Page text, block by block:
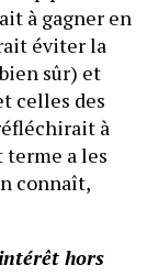
à gagner en
éviter la
sûr) et
celles des
à
a les
connaît,
hors